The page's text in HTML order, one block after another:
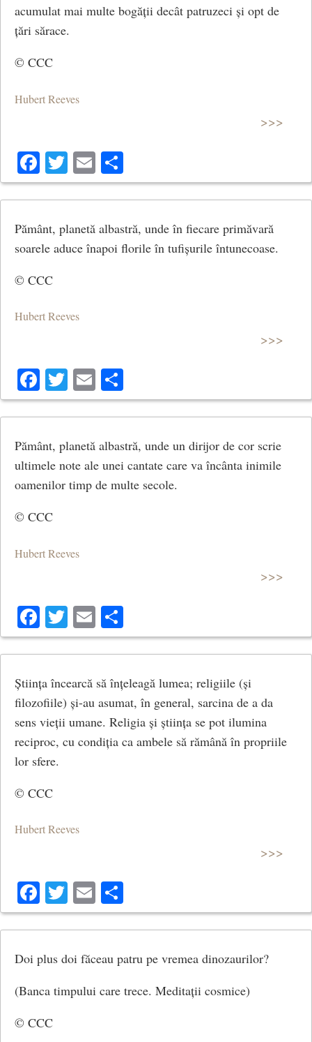
acumulat mai multe bogății decât patruzeci și opt de
țări sărace.
© CCC
Hubert Reeves
>>>
Facebook
Twitter
Email
Pământ, planetă albastră, unde în fiecare primăvară
soarele aduce înapoi florile în tufișurile întunecoase.
© CCC
Hubert Reeves
>>>
Facebook
Twitter
Email
Pământ, planetă albastră, unde un dirijor de cor scrie
ultimele note ale unei cantate care va încânta inimile
oamenilor timp de multe secole.
© CCC
Hubert Reeves
>>>
Facebook
Twitter
Email
Știința încearcă să înțeleagă lumea; religiile (și
filozofiile) și-au asumat, în general, sarcina de a da
sens vieții umane. Religia și știința se pot ilumina
reciproc, cu condiția ca ambele să rămână în propriile
lor sfere.
© CCC
Hubert Reeves
>>>
Facebook
Twitter
Email
Doi plus doi făceau patru pe vremea dinozaurilor?
(Banca timpului care trece. Meditații cosmice)
© CCC